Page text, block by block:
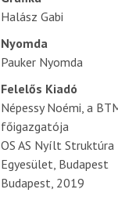
Halász Gabi
Nyomda
Pauker Nyomda
Felelős Kiadó
Népessy Noémi, a
főigazgatója
OS AS Nyílt
Egyesület, Budapest
Budapest, 2019